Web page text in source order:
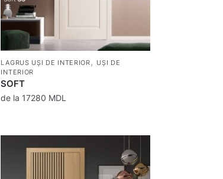
LAGRUS UȘI DE INTERIOR, UȘI DE
INTERIOR
SOFT
de la 17280 MDL